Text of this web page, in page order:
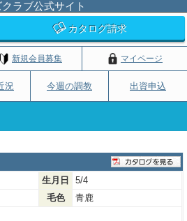
ラブ公式サイト
カタログ請求
新規会員募集 マイページ
況 今週の調教 出資申込
生月日
5/4
毛色
青鹿